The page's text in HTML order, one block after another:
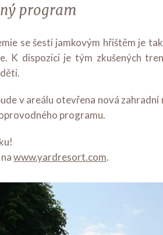
program
se šesti jamkovým hřištěm je
K dispozici je tým zkušených
v areálu otevřena nová
programu.
www.yardresort.com.